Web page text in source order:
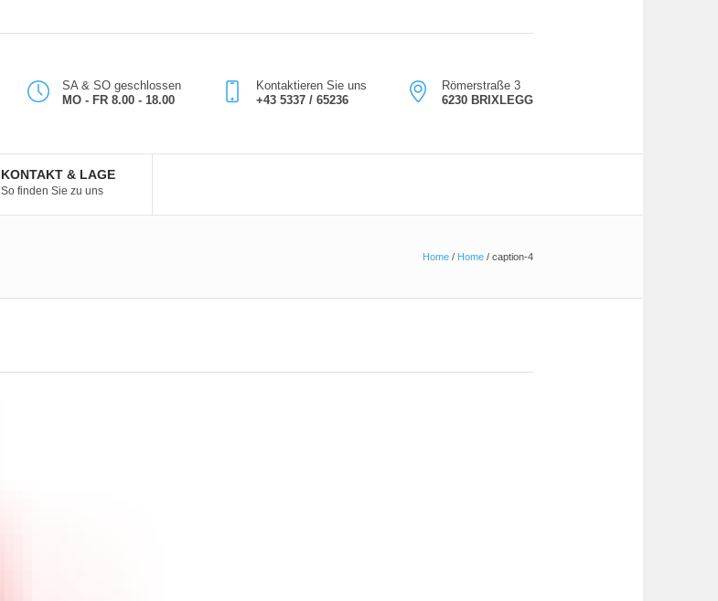
SA & SO geschlossen
MO - FR 8.00 - 18.00
Kontaktieren Sie uns
+43 5337 / 65236
Römerstraße 3
6230 BRIXLEGG
KONTAKT & LAGE
So finden Sie zu uns
Home / Home / caption-4